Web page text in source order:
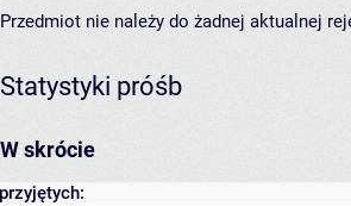
Przedmiot nie należy do żadnej aktualnej
Statystyki próśb
W skrócie
przyjętych: